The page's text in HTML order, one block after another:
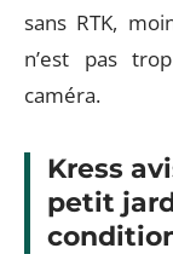
sans RTK,
n’est pas
caméra.
Kress
petit